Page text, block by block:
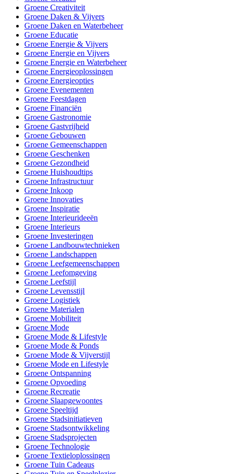
Groene Creativiteit
Groene Daken & Vijvers
Groene Daken en Waterbeheer
Groene Educatie
Groene Energie & Vijvers
Groene Energie en Vijvers
Groene Energie en Waterbeheer
Groene Energieoplossingen
Groene Energieopties
Groene Evenementen
Groene Feestdagen
Groene Financiën
Groene Gastronomie
Groene Gastvrijheid
Groene Gebouwen
Groene Gemeenschappen
Groene Geschenken
Groene Gezondheid
Groene Huishoudtips
Groene Infrastructuur
Groene Inkoop
Groene Innovaties
Groene Inspiratie
Groene Interieurideeën
Groene Interieurs
Groene Investeringen
Groene Landbouwtechnieken
Groene Landschappen
Groene Leefgemeenschappen
Groene Leefomgeving
Groene Leefstijl
Groene Levensstijl
Groene Logistiek
Groene Materialen
Groene Mobiliteit
Groene Mode
Groene Mode & Lifestyle
Groene Mode & Ponds
Groene Mode & Vijverstijl
Groene Mode en Lifestyle
Groene Ontspanning
Groene Opvoeding
Groene Recreatie
Groene Slaapgewoontes
Groene Speeltijd
Groene Stadsinitiatieven
Groene Stadsontwikkeling
Groene Stadsprojecten
Groene Technologie
Groene Textieloplossingen
Groene Tuin Cadeaus